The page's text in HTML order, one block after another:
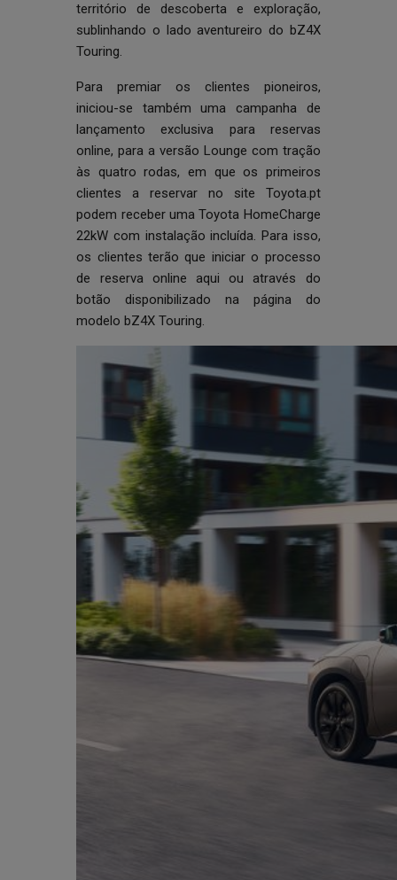
território de descoberta e exploração,
sublinhando o lado aventureiro do bZ4X
Touring.
Para premiar os clientes pioneiros,
iniciou-se também uma campanha de
lançamento exclusiva para reservas
online, para a versão Lounge com tração
às quatro rodas, em que os primeiros
clientes a reservar no site Toyota.pt
podem receber uma Toyota HomeCharge
22kW com instalação incluída. Para isso,
os clientes terão que iniciar o processo
de reserva online aqui ou através do
botão disponibilizado na página do
modelobZ4X Touring.